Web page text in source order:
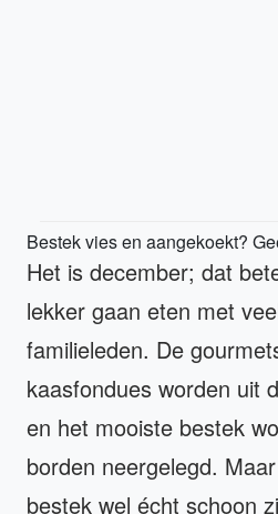
Bestek vies en aangekoekt?
Het is december; dat
lekker gaan eten met
familieleden. De
kaasfondues worden uit
en het mooiste bestek
borden neergelegd.
bestek wel écht schoon